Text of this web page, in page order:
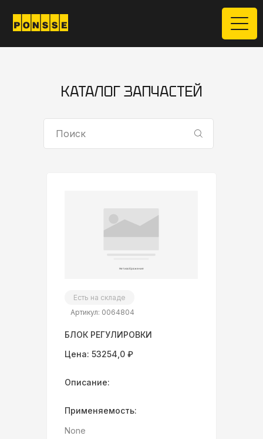
КАТАЛОГ ЗАПЧАСТЕЙ
Есть на складе
Артикул: 0064804
БЛОК РЕГУЛИРОВКИ
Цена: 53254,0 ₽
Описание:
Применяемость:
None